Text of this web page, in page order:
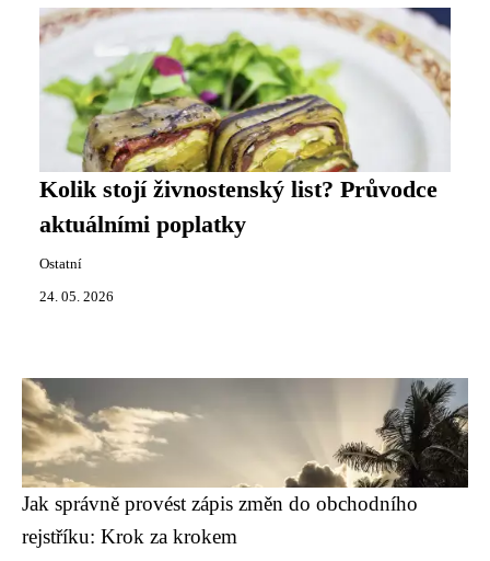
Kolik stojí živnostenský list? Průvodce
aktuálními poplatky
Ostatní
24. 05. 2026
Jak správně provést zápis změn do obchodního
rejstříku: Krok za krokem